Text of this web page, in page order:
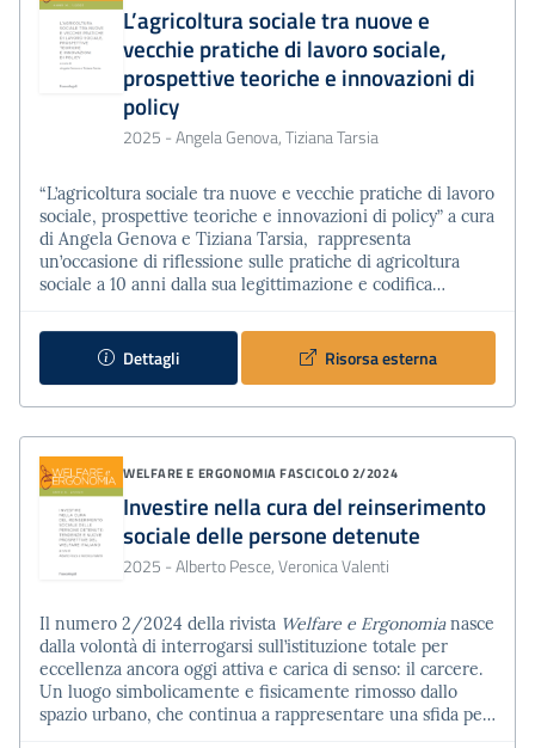
L’agricoltura sociale tra nuove e
vecchie pratiche di lavoro sociale,
prospettive teoriche e innovazioni di
policy
2025 - Angela Genova, Tiziana Tarsia
“L’agricoltura sociale tra nuove e vecchie pratiche di lavoro
sociale, prospettive teoriche e innovazioni di policy” a cura
di Angela Genova e Tiziana Tarsia, rappresenta
un’occasione di riflessione sulle pratiche di agricoltura
sociale a 10 anni dalla sua legittimazione e codifica
“Disposizioni in materia di agricoltura sociale”. I contributi
presenti nel fascicolo 1/2025 di Welfare e Ergonomiai
offrono prospettive utili per guardare …
Dettagli Risorsa esterna
WELFARE E ERGONOMIAFASCICOLO 2/2024
Investire nella cura del reinserimento
sociale delle persone detenute
2025 - Alberto Pesce, Veronica Valenti
Il numero 2/2024 della rivista Welfare e Ergonomianasce
dalla volontà di interrogarsi sull’istituzione totale per
eccellenza ancora oggi attiva e carica di senso: il carcere.
Un luogo simbolicamente e fisicamente rimosso dallo
spazio urbano, che continua a rappresentare una sfida per